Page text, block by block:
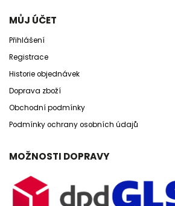
MŮJ ÚČET
Přihlášení
Registrace
Historie objednávek
Doprava zboží
Obchodní podmínky
Podmínky ochrany osobních údajů
MOŽNOSTI DOPRAVY